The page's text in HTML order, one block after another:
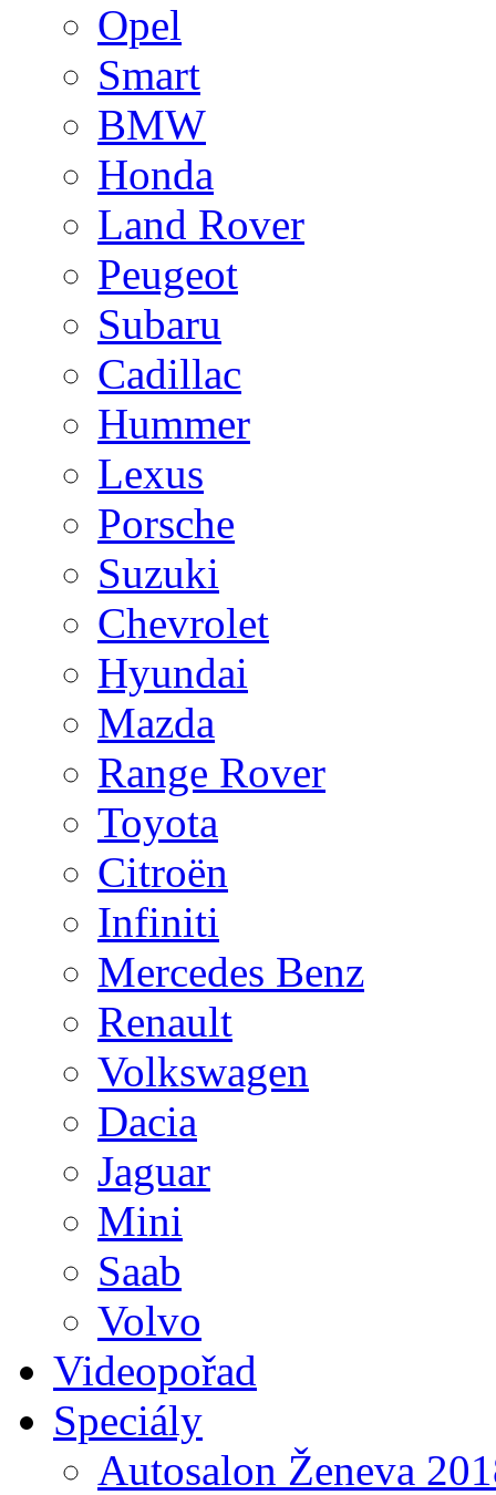
Opel
Smart
BMW
Honda
Land Rover
Peugeot
Subaru
Cadillac
Hummer
Lexus
Porsche
Suzuki
Chevrolet
Hyundai
Mazda
Range Rover
Toyota
Citroën
Infiniti
Mercedes Benz
Renault
Volkswagen
Dacia
Jaguar
Mini
Saab
Volvo
Videopořad
Speciály
Autosalon Ženeva